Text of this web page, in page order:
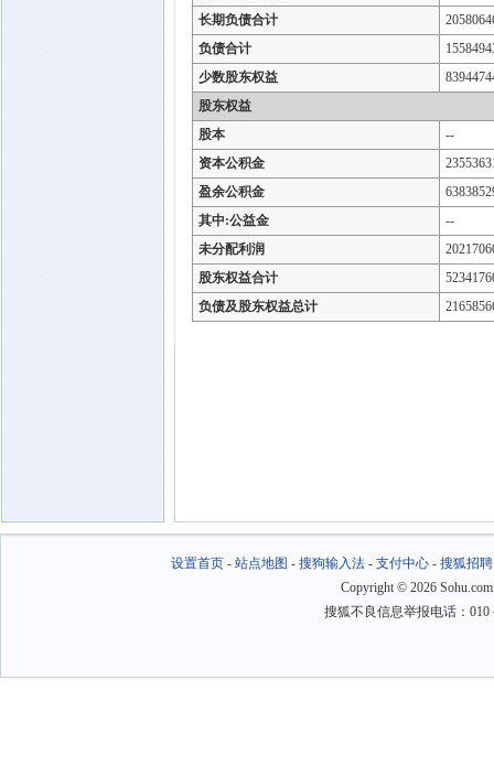
长期负债合计
负债合计
少数股东权益
股东权益
股本
--
资本公积金
盈余公积金
其中:公益金
--
未分配利润
股东权益合计
负债及股东权益总计
设置首页- 站点地图 - 搜狗输入法- 支付中心- 搜狐招聘
Copyright © 2026
搜狐不良信息举报电话：010